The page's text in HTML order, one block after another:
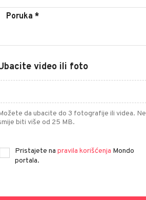
video ili foto
da ubacite do 3 fotografije ili videa. Ne
biti više od 25 MB.
Pristajete na pravila korišćenja Mondo
portala.